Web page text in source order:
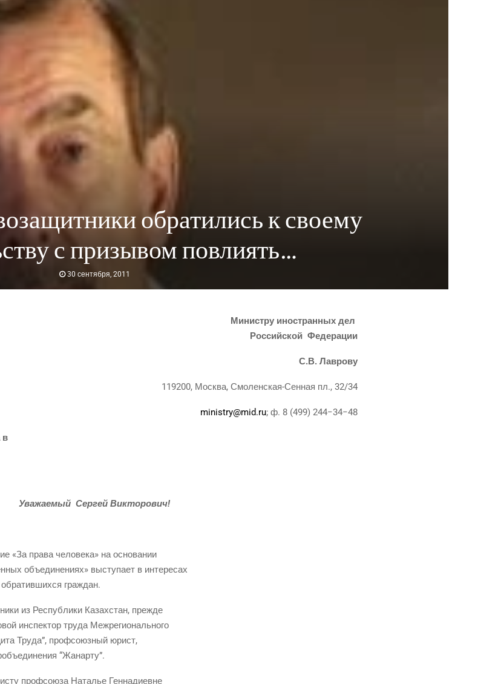
обратились к своему
с призывом повлиять…
30 сентября, 2011
Мини­стру ино­стран­ных дел
Рос­сий­ской Феде­ра­ции
С.В. Лав­ро­ву
119200, Москва, Смо­лен­ская-Сен­ная пл., 32/34
ministry@mid.ru; ф. 8 (499) 244−34−48
в
Ува­жа­е­мый Сер­гей Вик­то­ро­вич!
«За пра­ва чело­ве­ка» на основании
объ­еди­не­ни­ях» высту­па­ет в интересах
граждан.
из Рес­пуб­ли­ки Казах­стан, прежде
инспек­тор тру­да Межрегионального
Тру­да”, проф­со­юз­ный юрист,
“Жанар­ту”.
проф­со­ю­за Ната­лье Геннадиевне